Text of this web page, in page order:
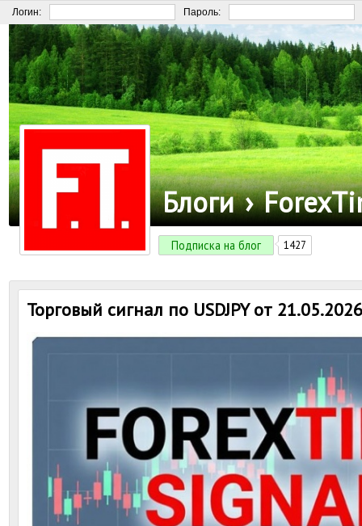
Логин: Пароль:
Блоги ›
Подписка на блог 1427
Торговый сигнал по USDJPY от 21.05.2026